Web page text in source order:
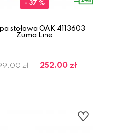
- 37 %
stołowa OAK 4113603
Zuma Line
zł 252.00 zł